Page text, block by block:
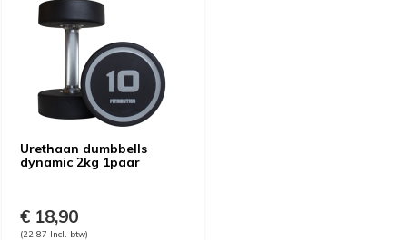
Urethaan dumbbells
dynamic 2kg 1paar
€ 18,90
(22,87 Incl. btw)